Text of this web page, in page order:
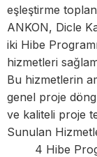
eşleştirme
ANKON, Dicle
iki Hibe
hizmetleri
Bu hizmetlerin
genel proje
ve kaliteli proje
Sunulan
4 Hibe